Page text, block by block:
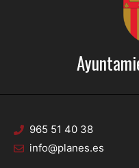
965 51 40 38
info@planes.es